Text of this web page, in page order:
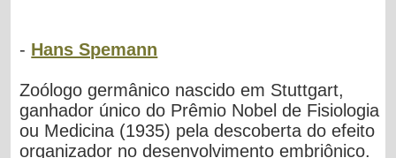
- Hans Spemann
Zoólogo germânico nascido em Stuttgart,
ganhador único do Prêmio Nobel de Fisiologia
ou Medicina (1935) pela descoberta do efeito
organizador no desenvolvimento embriônico.